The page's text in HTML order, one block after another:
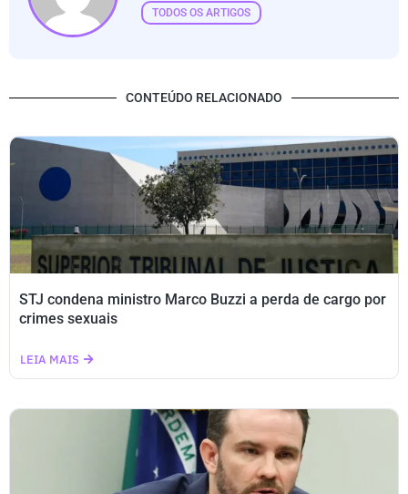
TODOS OS ARTIGOS
CONTEÚDO RELACIONADO
STJ condena ministro Marco Buzzi a perda de cargo por
crimes sexuais
LEIA MAIS